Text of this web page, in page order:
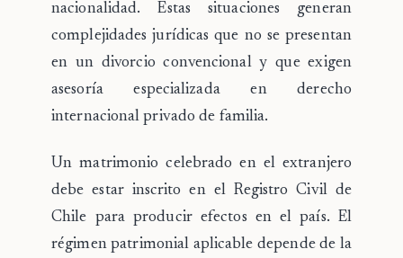
nacionalidad. Estas situaciones generan
complejidades jurídicas que no se presentan
en un divorcio convencional y que exigen
asesoría especializada en derecho
internacional privado de familia.
Unmatrimonio celebrado en el extranjero
debe estar inscrito en el Registro Civil de
Chile para producir efectos en el país. El
régimen patrimonial aplicable depende de la